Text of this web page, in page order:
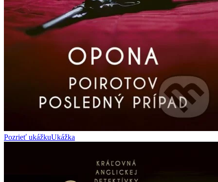
Pozrieť ukážkuUkážka